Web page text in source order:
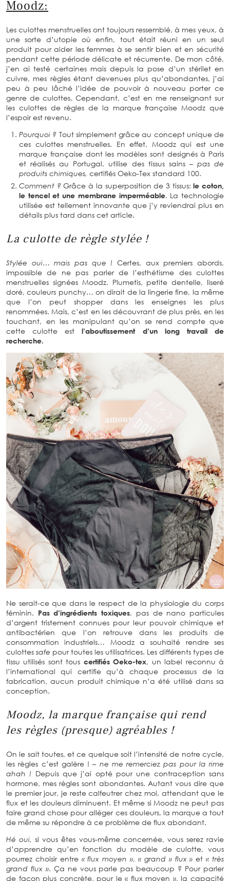
Moodz:
Les culottes menstruelles ont toujours ressemblé, à mes yeux, à
une sorte d’utopie où enfin, tout était réuni en un seul
produit pour aider les femmes à se sentir bien et en sécurité
pendant cette période délicate et récurrente. De mon côté,
j’en ai testé certaines mais depuis la pose d’un stérilet en
cuivre, mes règles étant devenues plus qu’abondantes, j’ai
peu à peu lâché l’idée de pouvoir à nouveau porter ce
genre de culottes. Cependant, c’est en me renseignant sur
les culottes de règles de la marque française Moodz que
l’espoir est revenu.
Pourquoi ? Tout simplement grâce au concept unique de
ces culottes menstruelles. En effet, Moodz qui est une
marque française dont les modèles sont designés à Paris
et réalisés au Portugal, utilise des tissus sains – pas de
produits chimiques, certifiés Oeko-Tex standard 100.
Comment ?Grâce à la superposition de 3 tissus: le coton,
le tencel et une membrane imperméable. La technologie
utilisée est tellement innovante que j’y reviendrai plus en
détails plus tard dans cet article.
La culotte de règle stylée !
Stylée oui… mais pas que ! Certes, aux premiers abords,
impossible de ne pas parler de l’esthétisme des culottes
menstruelles signées Moodz. Plumetis, petite dentelle, liseré
doré, couleurs punchy… on dirait de la lingerie fine, la même
que l’on peut shopper dans les enseignes les plus
renommées. Mais, c’est en les découvrant de plus près, en les
touchant, en les manipulant qu’on se rend compte que
cette culotte estl’aboutissement d’un long travail de
recherche.
Ne serait-ce que dans le respect de la physiologie du corps
féminin. Pas d’ingrédients toxiques, pas de nano particules
d’argent tristement connues pour leur pouvoir chimique et
antibactérien que l’on retrouve dans les produits de
consommation industriels… Moodz a souhaité rendre ses
culottes safe pour toutes les utilisatrices. Les différents types de
tissu utilisés sont tous certifiés Oeko-tex, un label reconnu à
l’international qui certifie qu’à chaque processus de la
fabrication, aucun produit chimique n’a été utilisé dans sa
conception.
Moodz, la marque française qui rend
les règles (presque) agréables !
On le sait toutes, et ce quelque soit l’intensité de notre cycle,
les règles c’est galère !– ne me remerciez pas pour la rime
ahah ! Depuis que j’ai opté pour une contraception sans
hormone, mes règles sont abondantes. Autant vous dire que
le premier jour, je reste calfeutrer chez moi, attendant que le
flux et les douleurs diminuent. Et même si Moodz ne peut pas
faire grand chose pour alléger ces douleurs, la marque a tout
de même su répondre à ce problème de flux abondant.
Hé oui, si vous êtes vous-même concernée, vous serez ravie
d’apprendre qu’en fonction du modèle de culotte, vous
pourrez choisir entre « flux moyen »,« grand » flux » et« très
grand flux ». Ça ne vous parle pas beaucoup ? Pour parler
de façon plus concrète, pour le « flux moyen », la capacité